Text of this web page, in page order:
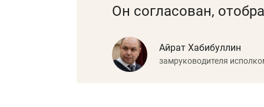
Он согласован,
Айрат Хабибуллин
замруководителя